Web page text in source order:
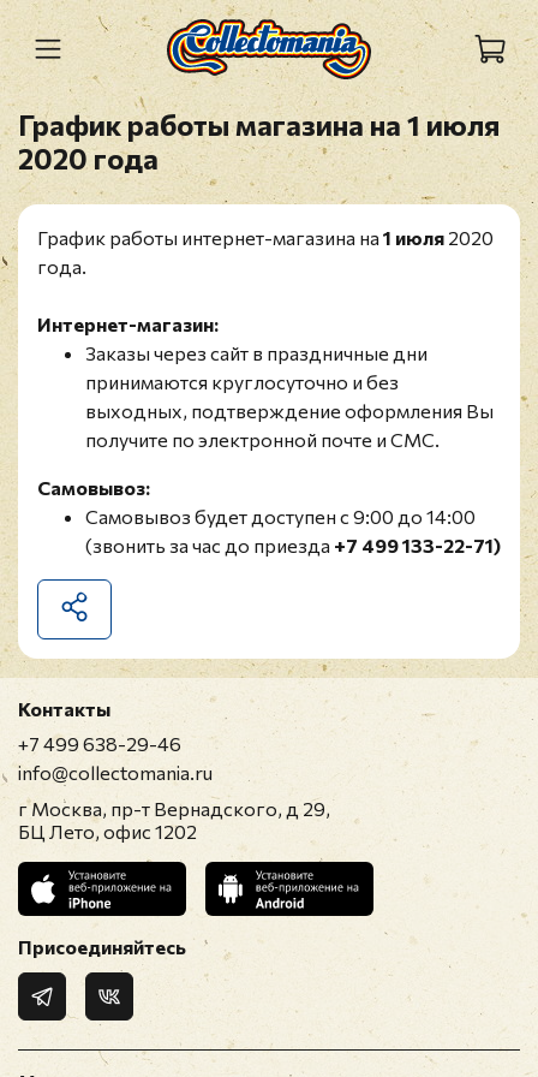
График работы магазина на 1 июля
2020 года
График работы интернет-магазина на 1 июля 2020
года.
Интернет-магазин:
Заказы через сайт в праздничные дни
принимаются круглосуточно и без
выходных, подтверждение оформления Вы
получите по электронной почте и СМС.
Самовывоз:
Самовывоз будет доступен с 9:00 до 14:00
(звонить за час до приезда +7 499 133-22-71)
Контакты
+7 499 638-29-46
info@collectomania.ru
г Москва, пр-т Вернадского, д 29,
БЦ Лето, офис 1202
Присоединяйтесь